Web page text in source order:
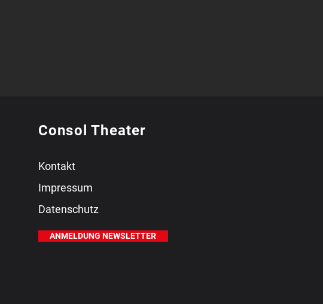
Consol Theater
Kontakt
Impressum
Datenschutz
ANMELDUNG NEWSLETTER